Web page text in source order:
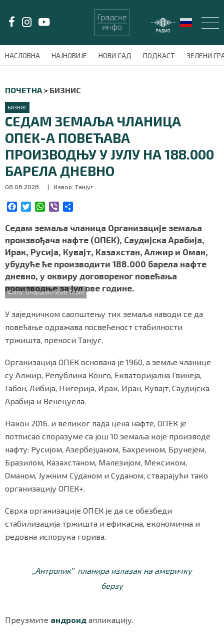
НАСЛОВНА НАЈНОВИЈЕ НОВИ САД ПОДКАСТ ЗЕЛЕНИ
meni'); $this_item = current( wp_filter_object_list(
ПОЧЕТНА > БИЗНИС
БИЗНИС
СЕДАМ ЗЕМАЉА ЧЛАНИЦА
ОПЕК-А ПОВЕЋАВА
ПРОИЗВОДЊУ У ЈУЛУ НА 188.000
БАРЕЛА ДНЕВНО
08.06.2026. | Извор: Танјуг
c
e
b
o
o
k
i
t
t
e
r
W
a
t
s
A
p
p
b
e
r
a
r
e
Седам земаља чланица Организације земаља
произвођача нафте (ОПЕК), Саудијска Арабија,
Ирак, Русија, Кувајт, Казахстан, Алжир и Оман,
убудуће ће производити 188.000 барела нафте
дневно, у оквиру договореног повећања
производње за јул ове године.
Фото: Unsplash/Scott Tobin
У заједничком саопштењу тих земаља наводи се да
повећање одражава посвећеност стабилности
тржишта, преноси Танјуг.
Организација ОПЕК основана је 1960, а земље чланице
су Алжир, Република Конго, Екваторијална Гвинеја,
Габон, Либија, Нигерија, Ирак, Иран, Кувајт, Саудијска
Арабија и Венецуела.
Након 2016. и великог пада цена нафте, ОПЕК је
потписао споразуме са још 10 земаља које производе
нафту: Русијом, Азербејџаном, Бахреином, Брунејем,
Бразилом, Казахстаном, Малезијом, Мексиком,
Оманом, Јужним Суданом и Суданом, стварајући тако
организацију ОПЕК+.
Сврха организације ОПЕК је да се обезбеди
стабилизација тржишта и ефикасна, економична и
редовна испорука горива.
„Антропикˮ планира излазак на америчку
берзу
Преузмите андроид апликацију.
LAT/ЋИР
НАСЛОВНА
НАЈНОВИЈЕ
НОВИ САД
ПОДКАСТ
ЗЕЛЕНИ ГРАД
ВИДЕО
СПЕЦИЈАЛИ
БЛОГ
СРБИЈА
СВЕТ
ЖИВОТ И СТИЛ
СПОРТ
БИЗНИС
ПРАТИТЕ НАС
Маркетинг |Услови коришћења
ПРЕУЗМИТЕ НАШУ АПЛИКАЦИЈУ